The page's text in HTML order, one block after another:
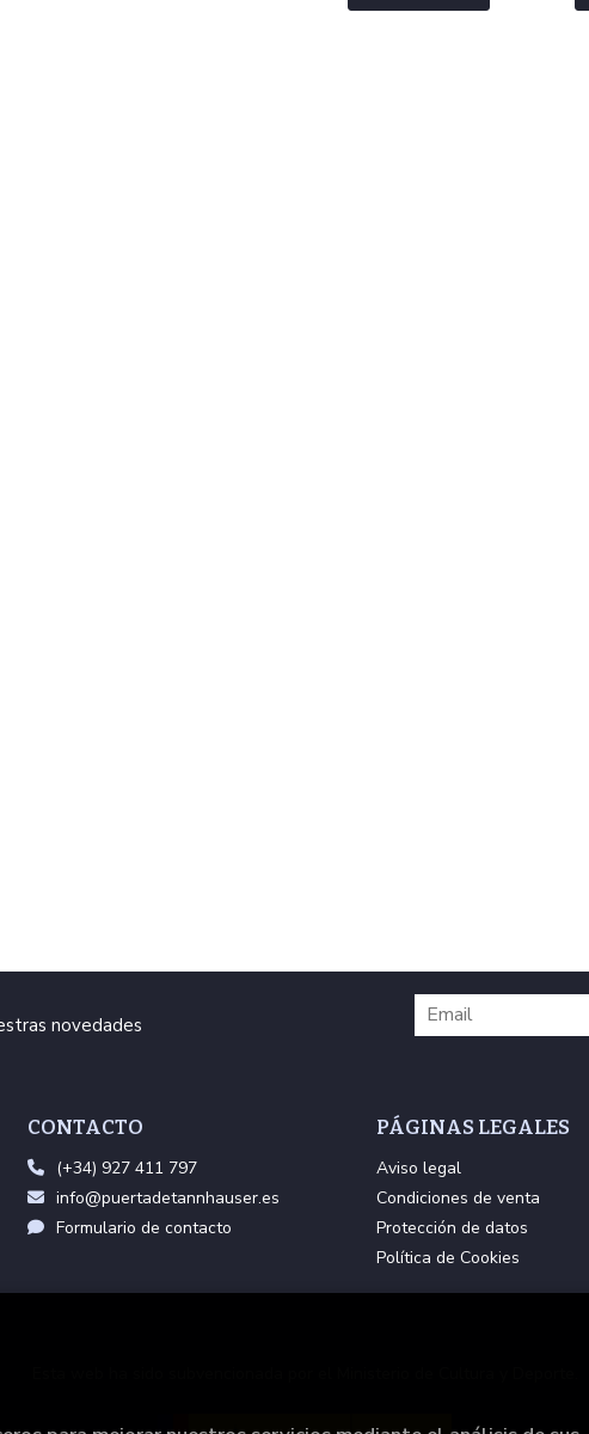
novedades
CONTACTO
(+34) 927 411 797
info@puertadetannhauser.es
Formulario de contacto
PÁGINAS LEGALES
Aviso legal
Condiciones de venta
Protección de datos
Política de Cookies